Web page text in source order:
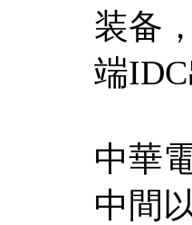
装备
端IDC
中華
中間